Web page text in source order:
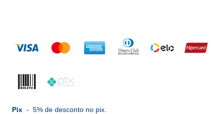
Pix - 5% de desconto no pix.